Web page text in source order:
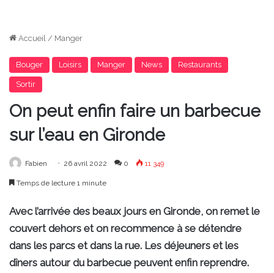
Accueil / Manger
Bouger Loisirs Manger News Restaurants
Sortir
On peut enfin faire un barbecue
sur l’eau en Gironde
Fabien 26 avril 2022 0 11 349
Temps de lecture 1 minute
Avec l’arrivée des beaux jours en Gironde, on remet le
couvert dehors et on recommence à se détendre
dans les parcs et dans la rue. Les déjeuners et les
dîners autour du barbecue peuvent enfin reprendre.